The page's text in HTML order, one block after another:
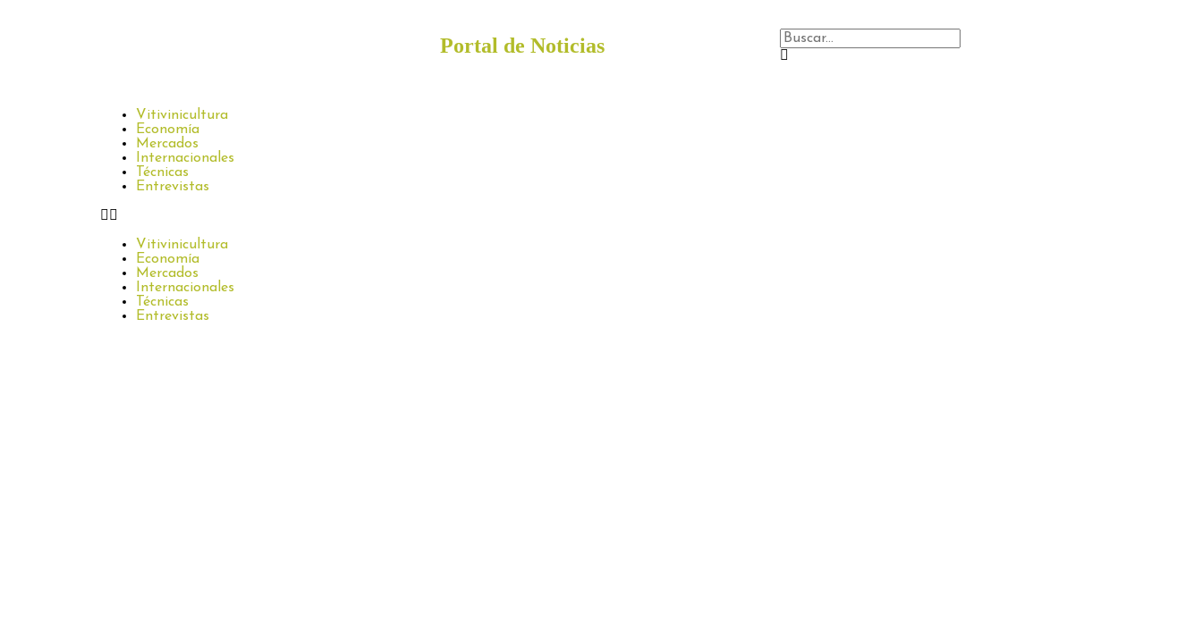
Portal de Noticias
Vitivinicultura
Economía
Mercados
Internacionales
Técnicas
Entrevistas
Vitivinicultura
Economía
Mercados
Internacionales
Técnicas
Entrevistas